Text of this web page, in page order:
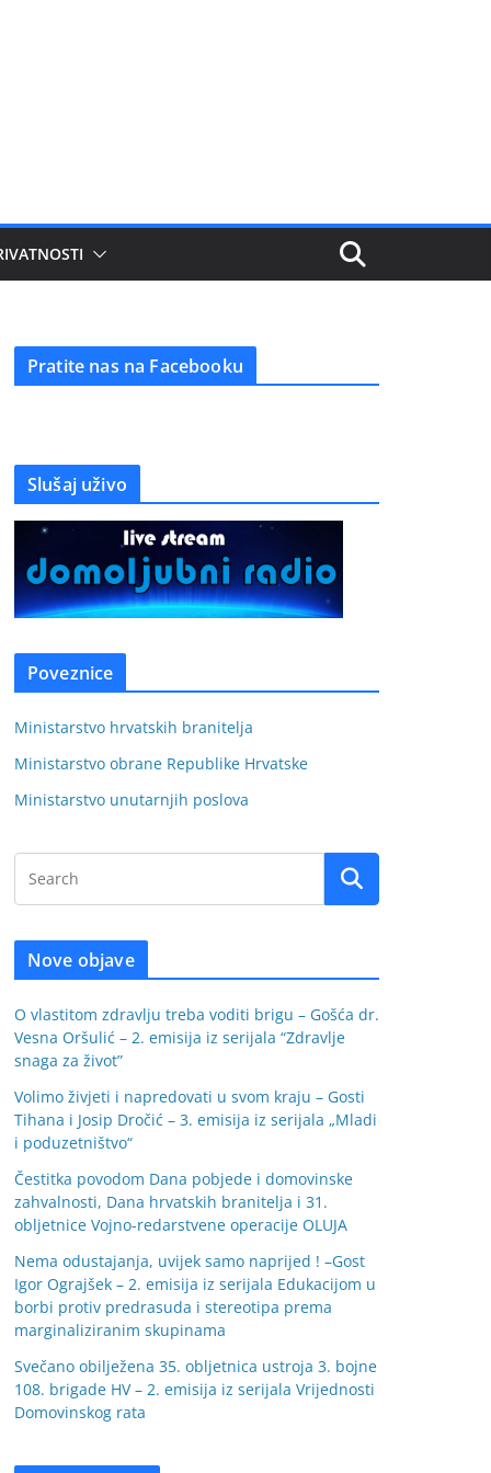
Pratite nas na Facebooku
Slušaj uživo
Poveznice
Ministarstvo hrvatskih branitelja
Ministarstvo obrane Republike Hrvatske
Ministarstvo unutarnjih poslova
Nove objave
O vlastitom zdravlju treba voditi brigu – Gošća dr.
Vesna Oršulić – 2. emisija iz serijala “Zdravlje
snaga za život”
Volimo živjeti i napredovati u svom kraju – Gosti
Tihana i Josip Dročić – 3. emisija iz serijala „Mladi
i poduzetništvo“
Čestitka povodom Dana pobjede i domovinske
zahvalnosti, Dana hrvatskih branitelja i 31.
obljetnice Vojno-redarstvene operacije OLUJA
Nema odustajanja, uvijek samo naprijed ! –Gost
Igor Ograjšek – 2. emisija iz serijala Edukacijom u
borbi protiv predrasuda i stereotipa prema
marginaliziranim skupinama
Svečano obilježena 35. obljetnica ustroja 3. bojne
108. brigade HV – 2. emisija iz serijala Vrijednosti
Domovinskog rata